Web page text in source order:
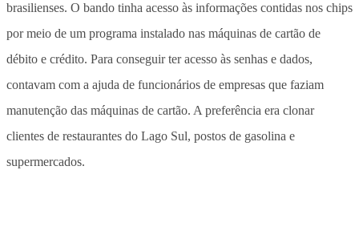
brasilienses. O bando tinha acesso às informações contidas nos chips
por meio de um programa instalado nas máquinas de cartão de
débito e crédito. Para conseguir ter acesso às senhas e dados,
contavam com a ajuda de funcionários de empresas que faziam
manutenção das máquinas de cartão. A preferência era clonar
clientes de restaurantes do Lago Sul, postos de gasolina e
supermercados.